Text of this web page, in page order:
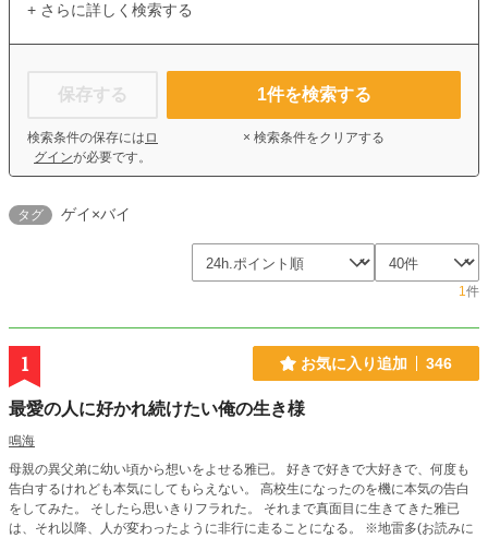
+ さらに詳しく検索する
保存する
検索条件の保存には ロ
グインが必要です。
1件を検索する
× 検索条件をクリアする
タグ ゲイ×バイ
1件
1 お気に入り追加 346
最愛の人に好かれ続けたい俺の生き様
鳴海
母親の異父弟に幼い頃から想いをよせる雅已。 好きで好きで大好きで、何度も
告白するけれども本気にしてもらえない。 高校生になったのを機に本気の告白
をしてみた。 そしたら思いきりフラれた。 それまで真面目に生きてきた雅已
は、それ以降、人が変わったように非行に走ることになる。 ※地雷多(お読みに